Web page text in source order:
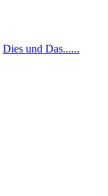
Dies und Das......